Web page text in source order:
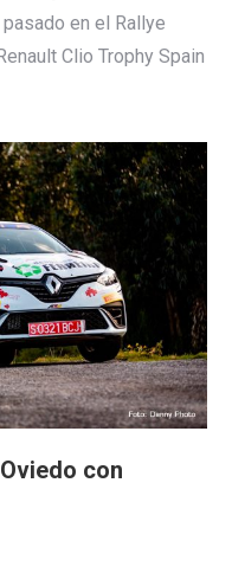
en el Rallye
Clio Trophy Spain
con